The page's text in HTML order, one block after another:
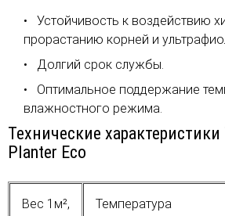
Устойчивость к воздействию
прорастанию корней и
Долгий срок службы.
Оптимальное поддержание
влажностного режима.
Технические
Planter Eco
Вес 1м²,
Температура